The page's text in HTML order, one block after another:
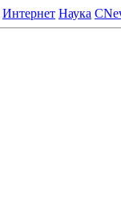
Интернет Наука